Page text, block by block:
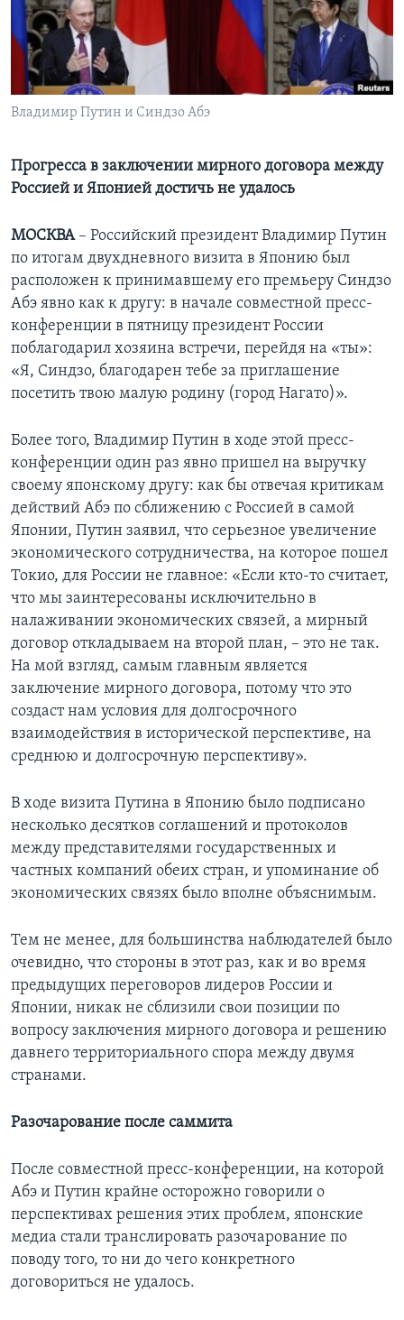
Learning English
СОЦИАЛЬНЫЕ СЕТИ
Языки
Владимир Путин и Синдзо Абэ
Прогресса в заключении мирного договора между
Россией и Японией достичь не удалось
МОСКВА– Российский президент Владимир Путин
по итогам двухдневного визита в Японию был
расположен к принимавшему его премьеру Синдзо
Абэ явно как к другу: в начале совместной пресс-
конференции в пятницу президент России
поблагодарил хозяина встречи, перейдя на «ты»:
«Я, Синдзо, благодарен тебе за приглашение
посетить твою малую родину (город Нагато)».
Более того, Владимир Путин в ходе этой пресс-
конференции один раз явно пришел на выручку
своему японскому другу: как бы отвечая критикам
действий Абэ по сближению с Россией в самой
Японии, Путин заявил, что серьезное увеличение
экономического сотрудничества, на которое пошел
Токио, для России не главное: «Если кто-то считает,
что мы заинтересованы исключительно в
налаживании экономических связей, а мирный
договор откладываем на второй план, – это не так.
На мой взгляд, самым главным является
заключение мирного договора, потому что это
создаст нам условия для долгосрочного
взаимодействия в исторической перспективе, на
среднюю и долгосрочную перспективу».
В ходе визита Путина в Японию было подписано
несколько десятков соглашений и протоколов
между представителями государственных и
частных компаний обеих стран, и упоминание об
экономических связях было вполне объяснимым.
Тем не менее, для большинства наблюдателей было
очевидно, что стороны в этот раз, как и во время
предыдущих переговоров лидеров России и
Японии, никак не сблизили свои позиции по
вопросу заключения мирного договора и решению
давнего территориального спора между двумя
странами.
Разочарование после саммита
После совместной пресс-конференции, на которой
Абэ и Путин крайне осторожно говорили о
перспективах решения этих проблем, японские
медиа стали транслировать разочарование по
поводу того, то ни до чего конкретного
договориться не удалось.